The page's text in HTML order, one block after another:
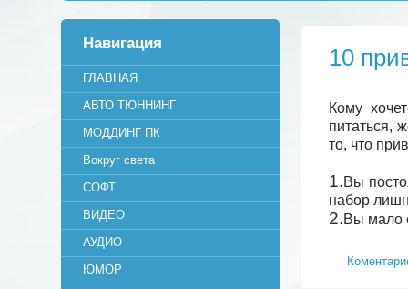
10
Кому
питаться,
то, что
1.Вы
набор
2.Вы мало
Навигация
ГЛАВНАЯ
АВТО ТЮННИНГ
МОДДИНГ ПК
Вокруг света
СОФТ
ВИДЕО
АУДИО
ЮМОР